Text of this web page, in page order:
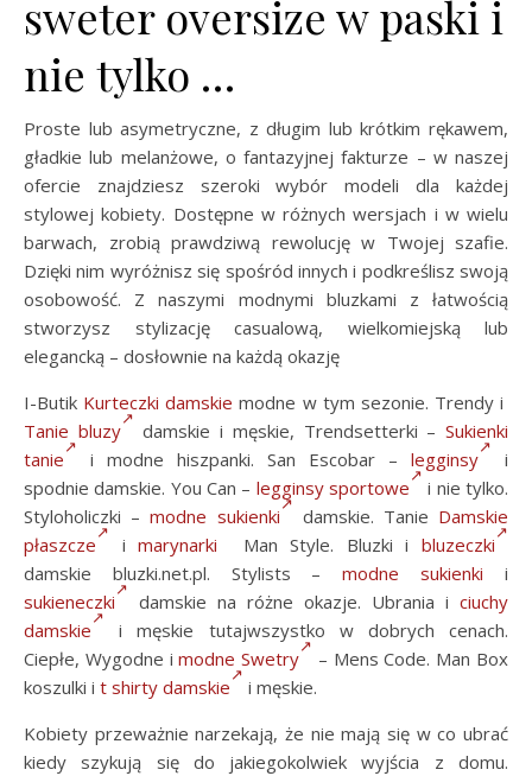
sweter oversize w paski i
nie tylko …
Proste lub asymetryczne, z długim lub krótkim rękawem,
gładkie lub melanżowe, o fantazyjnej fakturze – w naszej
ofercie znajdziesz szeroki wybór modeli dla każdej
stylowej kobiety. Dostępne w różnych wersjach i w wielu
barwach, zrobią prawdziwą rewolucję w Twojej szafie.
Dzięki nim wyróżnisz się spośród innych i podkreślisz swoją
osobowość. Z naszymi modnymi bluzkami z łatwością
stworzysz stylizację casualową, wielkomiejską lub
elegancką – dosłownie na każdą okazję
I-Butik Kurteczki damskie modne w tym sezonie. Trendy i
Tanie bluzy
damskie i męskie, Trendsetterki –Sukienki
tanie
i modne hiszpanki. San Escobar – legginsy
i
spodnie damskie. You Can – legginsy sportowe
i nie tylko.
Styloholiczki –modne sukienki damskie. Tanie Damskie
płaszcze
imarynarki Man Style. Bluzki i bluzeczki
damskie bluzki.net.pl. Stylists –modne sukienki i
sukieneczki
damskie na różne okazje. Ubrania i ciuchy
damskie
i męskie tutajwszystko w dobrych cenach.
Ciepłe, Wygodne imodne Swetry
– Mens Code. Man Box
koszulki i t shirty damskie
i męskie.
Kobiety przeważnie narzekają, że nie mają się w co ubrać
kiedy szykują się do jakiegokolwiek wyjścia z domu.